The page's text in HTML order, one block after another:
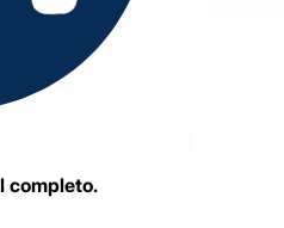
completo.